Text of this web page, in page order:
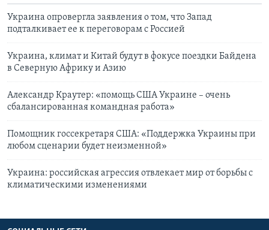
Украина опровергла заявления о том, что Запад
подталкивает ее к переговорам с Россией
Украина, климат и Китай будут в фокусе поездки Байдена
в Северную Африку и Азию
Александр Краутер: «помощь США Украине – очень
сбалансированная командная работа»
Помощник госсекретаря США: «Поддержка Украины при
любом сценарии будет неизменной»
Украина: российская агрессия отвлекает мир от борьбы с
климатическими изменениями